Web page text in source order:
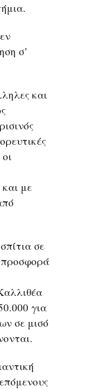
σ’
και
με
σε
προσφορά
για
σε μισό